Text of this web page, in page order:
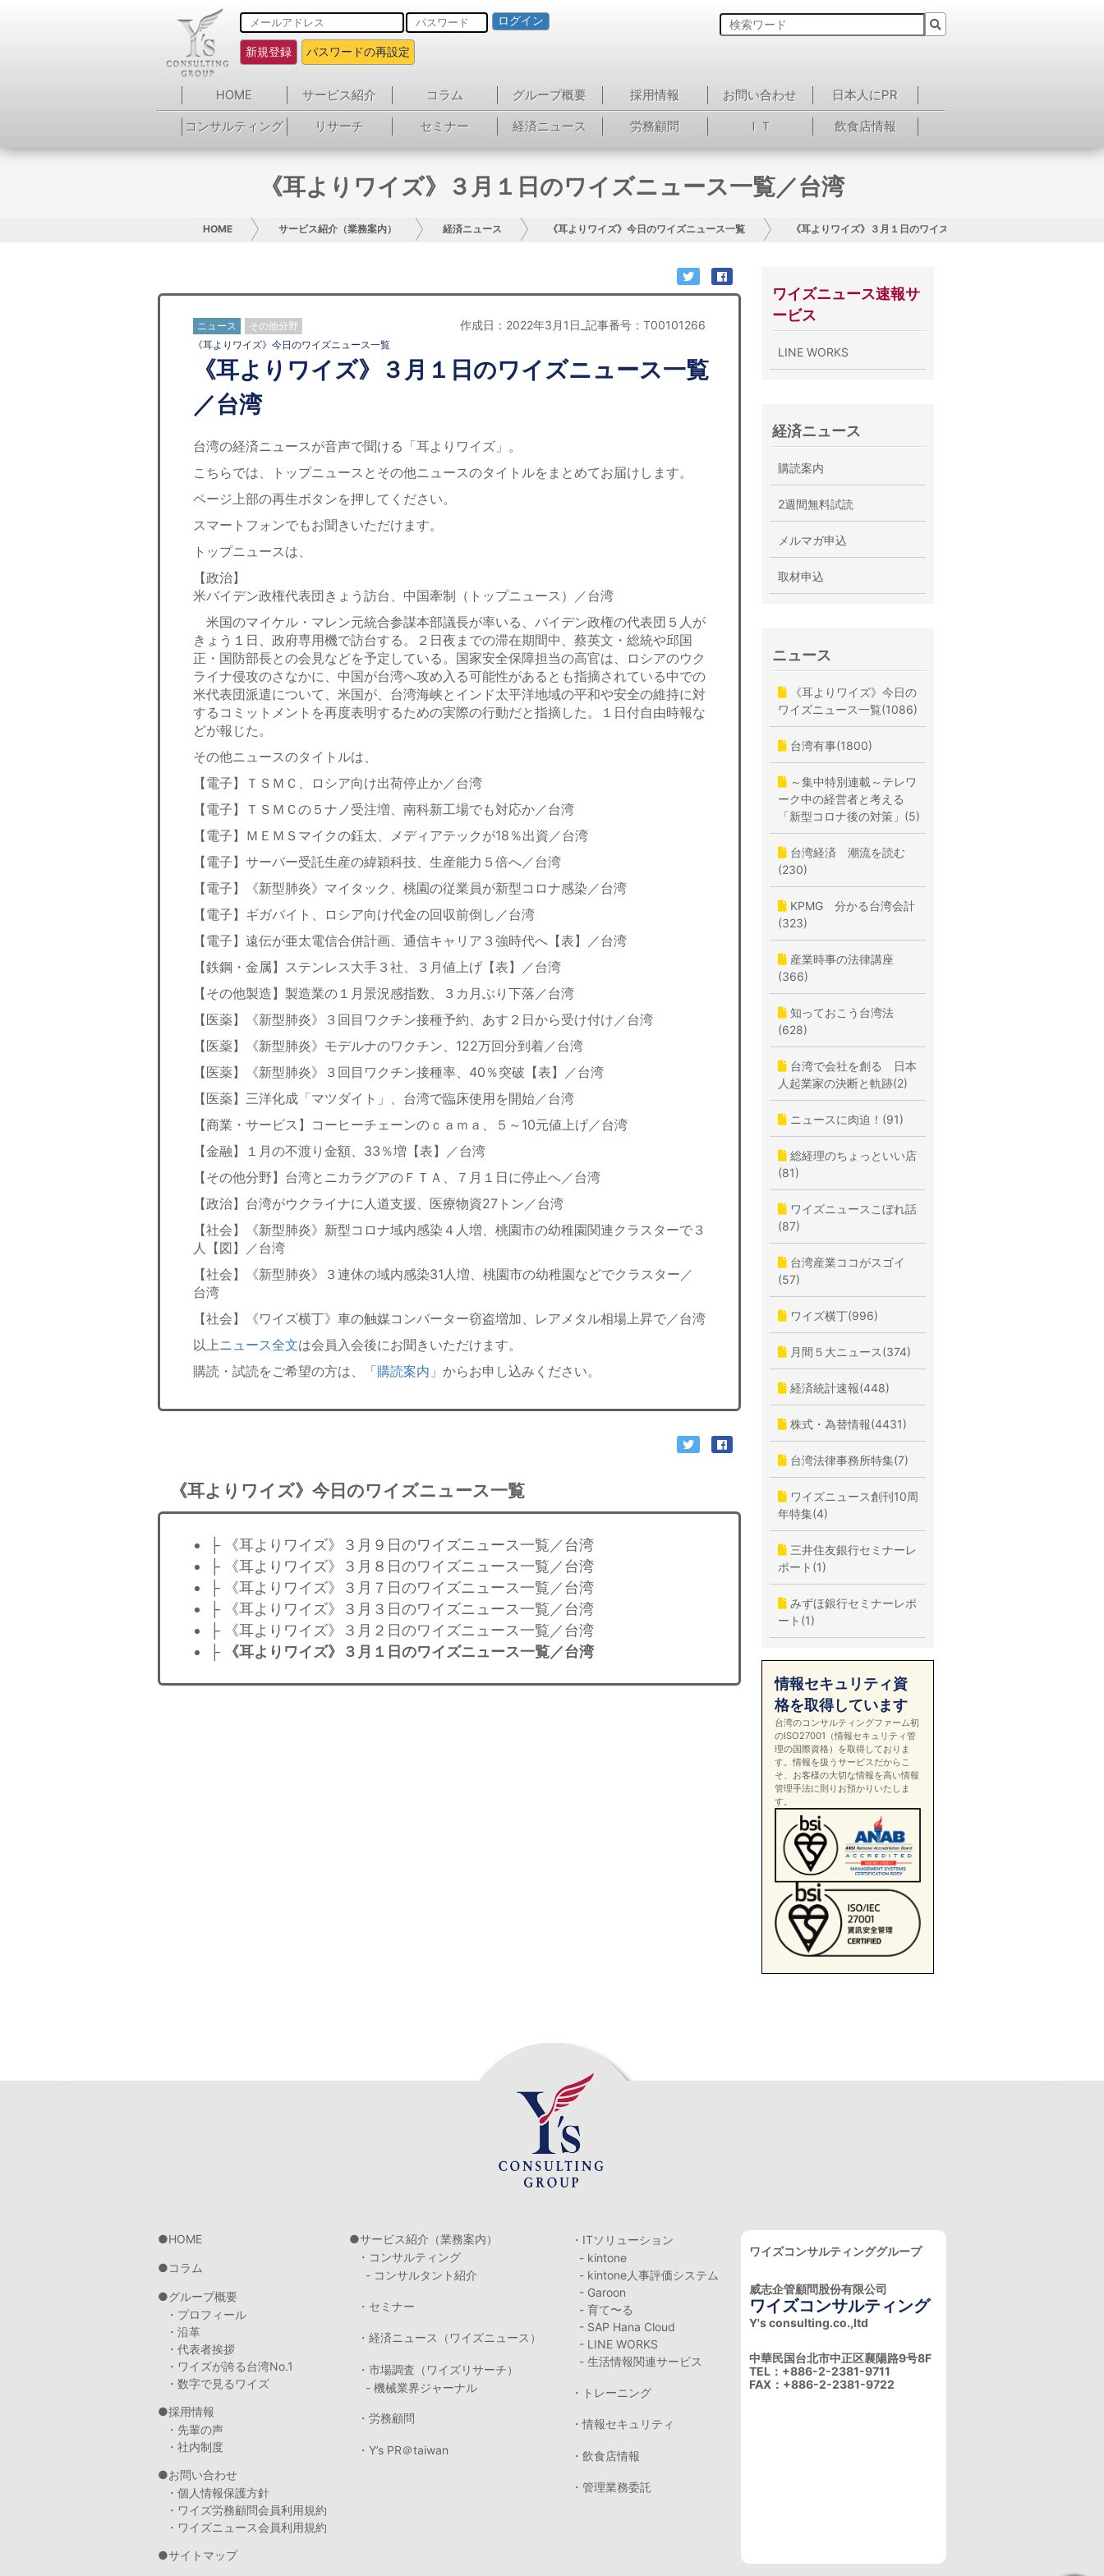
ログイン
新規登録 パスワードの再設定
HOME サービス紹介 コラム グループ概要 採用情報 お問い合わせ
日本人にPR
コンサルティング
リサーチ セミナー 経済ニュース 労務顧問 ＩＴ 飲食店情報
《耳よりワイズ》３月１日のワイズニュース一覧／台湾
HOME サービス紹介（業務案内） 経済ニュース 《耳よりワイズ》今日のワイズニュース一覧 《耳よりワイズ》３月１日のワイズニュース一覧／台湾
ニュース その他分野 作成日：2022年3月1日_記事番号：T00101266
《耳よりワイズ》今日のワイズニュース一覧
《耳よりワイズ》３月１日のワイズニュース一覧
／台湾
台湾の経済ニュースが音声で聞ける「耳よりワイズ」。
こちらでは、トップニュースとその他ニュースのタイトルをまとめてお届けします。
ページ上部の再生ボタンを押してください。
スマートフォンでもお聞きいただけます。
トップニュースは、
【政治】
米バイデン政権代表団きょう訪台、中国牽制（トップニュース）／台湾
米国のマイケル・マレン元統合参謀本部議長が率いる、バイデン政権の代表団５人が
きょう１日、政府専用機で訪台する。２日夜までの滞在期間中、蔡英文・総統や邱国
正・国防部長との会見などを予定している。国家安全保障担当の高官は、ロシアのウク
ライナ侵攻のさなかに、中国が台湾へ攻め入る可能性があるとも指摘されている中での
米代表団派遣について、米国が、台湾海峡とインド太平洋地域の平和や安全の維持に対
するコミットメントを再度表明するための実際の行動だと指摘した。１日付自由時報な
どが報じた。
その他ニュースのタイトルは、
【電子】ＴＳＭＣ、ロシア向け出荷停止か／台湾
【電子】ＴＳＭＣの５ナノ受注増、南科新工場でも対応か／台湾
【電子】ＭＥＭＳマイクの鈺太、メディアテックが18％出資／台湾
【電子】サーバー受託生産の緯穎科技、生産能力５倍へ／台湾
【電子】《新型肺炎》マイタック、桃園の従業員が新型コロナ感染／台湾
【電子】ギガバイト、ロシア向け代金の回収前倒し／台湾
【電子】遠伝が亜太電信合併計画、通信キャリア３強時代へ【表】／台湾
【鉄鋼・金属】ステンレス大手３社、３月値上げ【表】／台湾
【その他製造】製造業の１月景況感指数、３カ月ぶり下落／台湾
【医薬】《新型肺炎》３回目ワクチン接種予約、あす２日から受け付け／台湾
【医薬】《新型肺炎》モデルナのワクチン、122万回分到着／台湾
【医薬】《新型肺炎》３回目ワクチン接種率、40％突破【表】／台湾
【医薬】三洋化成「マツダイト」、台湾で臨床使用を開始／台湾
【商業・サービス】コーヒーチェーンのｃａｍａ、５～10元値上げ／台湾
【金融】１月の不渡り金額、33％増【表】／台湾
【その他分野】台湾とニカラグアのＦＴＡ、７月１日に停止へ／台湾
【政治】台湾がウクライナに人道支援、医療物資27トン／台湾
【社会】《新型肺炎》新型コロナ域内感染４人増、桃園市の幼稚園関連クラスターで３
人【図】／台湾
【社会】《新型肺炎》３連休の域内感染31人増、桃園市の幼稚園などでクラスター／
台湾
【社会】《ワイズ横丁》車の触媒コンバーター窃盗増加、レアメタル相場上昇で／台湾
以上ニュース全文は会員入会後にお聞きいただけます。
購読・試読をご希望の方は、「購読案内 」からお申し込みください。
《耳よりワイズ》今日のワイズニュース一覧
├ 《耳よりワイズ》３月９日のワイズニュース一覧／台湾
├ 《耳よりワイズ》３月８日のワイズニュース一覧／台湾
├ 《耳よりワイズ》３月７日のワイズニュース一覧／台湾
├ 《耳よりワイズ》３月３日のワイズニュース一覧／台湾
├ 《耳よりワイズ》３月２日のワイズニュース一覧／台湾
├
《耳よりワイズ》３月１日のワイズニュース一覧／台湾
ワイズニュース速報サ
ービス
LINE WORKS
経済ニュース
購読案内
2週間無料試読
メルマガ申込
取材申込
ニュース
《耳よりワイズ》今日の
ワイズニュース一覧(1086)
台湾有事(1800)
～集中特別連載～テレワ
ーク中の経営者と考える
「新型コロナ後の対策」(5)
台湾経済 潮流を読む
(230)
KPMG 分かる台湾会計
(323)
産業時事の法律講座
(366)
知っておこう台湾法
(628)
台湾で会社を創る 日本
人起業家の決断と軌跡(2)
ニュースに肉迫！(91)
総経理のちょっといい店
(81)
ワイズニュースこぼれ話
(87)
台湾産業ココがスゴイ
(57)
ワイズ横丁(996)
月間５大ニュース(374)
経済統計速報(448)
株式・為替情報(4431)
台湾法律事務所特集(7)
ワイズニュース創刊10周
年特集(4)
三井住友銀行セミナーレ
ポート(1)
みずほ銀行セミナーレポ
ート(1)
情報セキュリティ資
格を取得しています
台湾のコンサルティングファーム初
のISO27001（情報セキュリティ管
理の国際資格）を取得しておりま
す。情報を扱うサービスだからこ
そ、お客様の大切な情報を高い情報
管理手法に則りお預かりいたしま
す。
HOME
コラム
グループ概要
・プロフィール
・沿革
・代表者挨拶
・ワイズが誇る台湾No.1
・数字で見るワイズ
採用情報
・先輩の声
・社内制度
お問い合わせ
・個人情報保護方針
・ワイズ労務顧問会員利用規約
・ワイズニュース会員利用規約
サイトマップ
サービス紹介（業務案内）
・コンサルティング
- コンサルタント紹介
・セミナー
・経済ニュース（ワイズニュース）
・市場調査（ワイズリサーチ）
- 機械業界ジャーナル
・労務顧問
・Y’s PR＠taiwan
・ITソリューション
- kintone
- kintone人事評価システム
- Garoon
- 育て〜る
- SAP Hana Cloud
- LINE WORKS
- 生活情報関連サービス
・トレーニング
・情報セキュリティ
・飲食店情報
・管理業務委託
ワイズコンサルティンググループ
威志企管顧問股份有限公司
ワイズコンサルティング
Y's consulting.co.,ltd
中華民国台北市中正区襄陽路9号8F
TEL：+886-2-2381-9711
FAX：+886-2-2381-9722